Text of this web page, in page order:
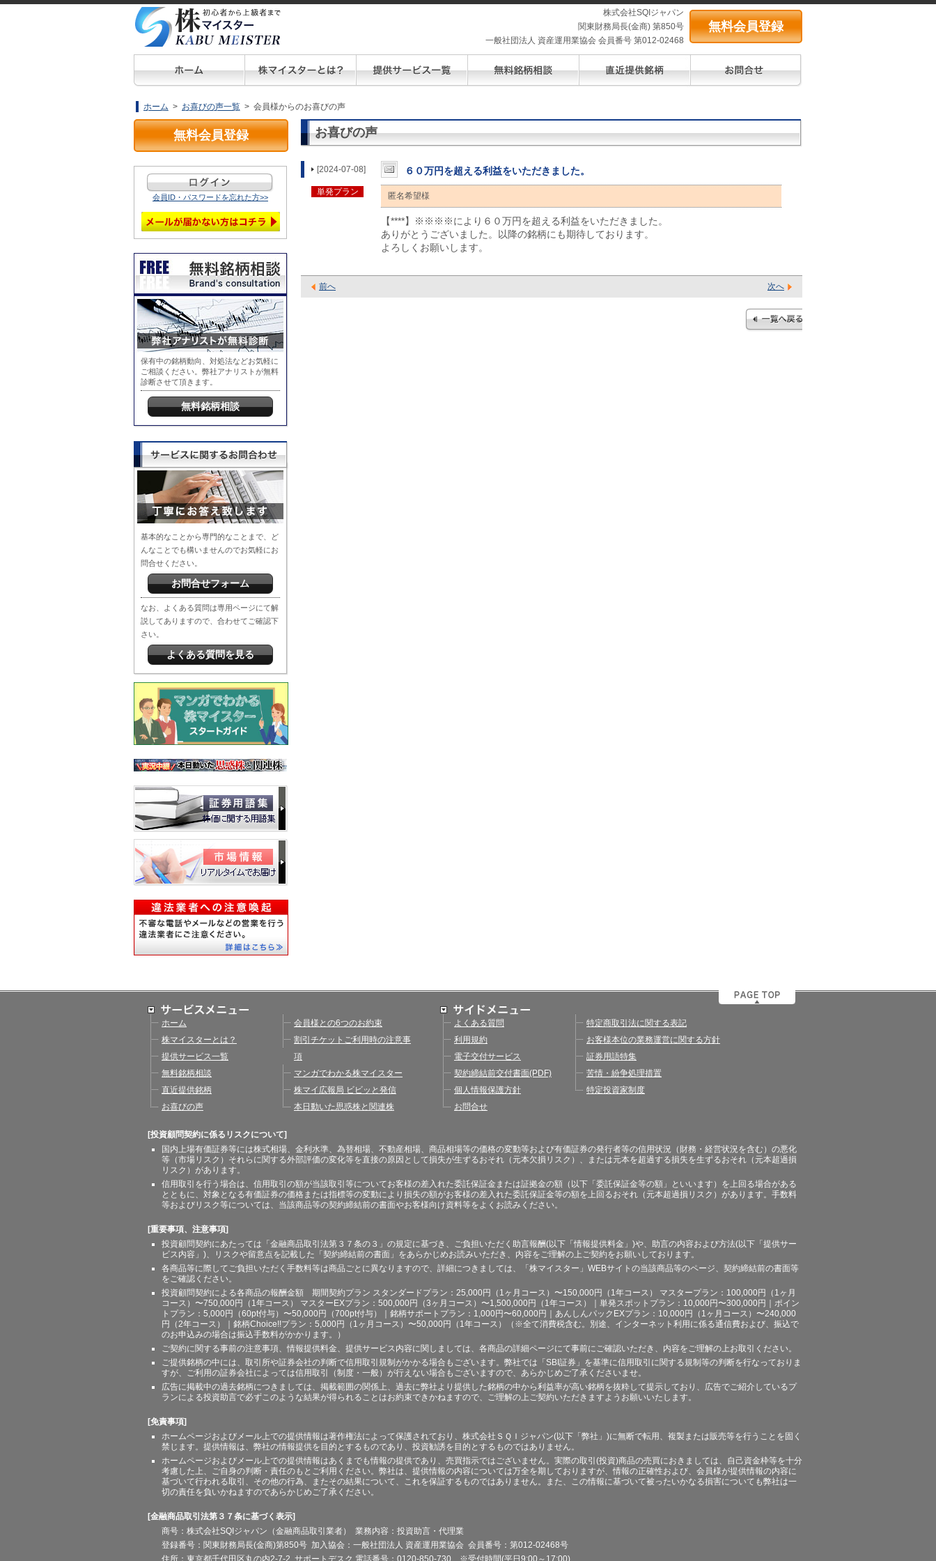
株式会社SQIジャパン
関東財務局長(金商) 第850号
一般社団法人 資産運用業協会 会員番号 第012-02468
無料会員登録
ホーム > お喜びの声一覧 > 会員様からのお喜びの声
無料会員登録
会員ID・パスワードを忘れた方>>
保有中の銘柄動向、対処法などお気軽に
ご相談ください。弊社アナリストが無料
診断させて頂きます。
無料銘柄相談
基本的なことから専門的なことまで、ど
んなことでも構いませんのでお気軽にお
問合せください。
お問合せフォーム
なお、よくある質問は専用ページにて解
説してありますので、合わせてご確認下
さい。
よくある質問を見る
お喜びの声
[2024-07-08]
単発プラン
６０万円を超える利益をいただきました。
匿名希望様
【****】※※※※により６０万円を超える利益をいただきました。
ありがとうございました。以降の銘柄にも期待しております。
よろしくお願いします。
前へ 次へ
ホーム
株マイスターとは？
提供サービス一覧
無料銘柄相談
直近提供銘柄
お喜びの声
会員様との6つのお約束
割引チケットご利用時の注意事
項
マンガでわかる株マイスター
株マイ広報局 ビビッと発信
本日動いた思惑株と関連株
よくある質問
利用規約
電子交付サービス
契約締結前交付書面(PDF)
個人情報保護方針
お問合せ
特定商取引法に関する表記
お客様本位の業務運営に関する方針
証券用語特集
苦情・紛争処理措置
特定投資家制度
[投資顧問契約に係るリスクについて]
国内上場有価証券等には株式相場、金利水準、為替相場、不動産相場、商品相場等の価格の変動等および有価証券の発行者等の信用状況（財務・経営状況を含む）の悪化
等（市場リスク）それらに関する外部評価の変化等を直接の原因として損失が生ずるおそれ（元本欠損リスク）、または元本を超過する損失を生ずるおそれ（元本超過損
リスク）があります。
信用取引を行う場合は、信用取引の額が当該取引等についてお客様の差入れた委託保証金または証拠金の額（以下「委託保証金等の額」といいます）を上回る場合がある
とともに、対象となる有価証券の価格または指標等の変動により損失の額がお客様の差入れた委託保証金等の額を上回るおそれ（元本超過損リスク）があります。手数料
等およびリスク等については、当該商品等の契約締結前の書面やお客様向け資料等をよくお読みください。
[重要事項、注意事項]
投資顧問契約にあたっては「金融商品取引法第３７条の３」の規定に基づき、ご負担いただく助言報酬(以下「情報提供料金」)や、助言の内容および方法(以下「提供サー
ビス内容」)、リスクや留意点を記載した「契約締結前の書面」をあらかじめお読みいただき、内容をご理解の上ご契約をお願いしております。
各商品等に際してご負担いただく手数料等は商品ごとに異なりますので、詳細につきましては、「株マイスター」WEBサイトの当該商品等のページ、契約締結前の書面等
をご確認ください。
投資顧問契約による各商品の報酬金額 期間契約プラン スタンダードプラン：25,000円（1ヶ月コース）〜150,000円（1年コース） マスタープラン：100,000円（1ヶ月
コース）〜750,000円（1年コース） マスターEXプラン：500,000円（3ヶ月コース）〜1,500,000円（1年コース）｜単発スポットプラン：10,000円〜300,000円｜ポイン
トプラン：5,000円（60pt付与）〜50,000円（700pt付与）｜銘柄サポートプラン：1,000円〜60,000円｜あんしんパックEXプラン：10,000円（1ヶ月コース）〜240,000
円（2年コース）｜銘柄Choice!!プラン：5,000円（1ヶ月コース）〜50,000円（1年コース）（※全て消費税含む。別途、インターネット利用に係る通信費および、振込で
のお申込みの場合は振込手数料がかかります。）
ご契約に関する事前の注意事項、情報提供料金、提供サービス内容に関しましては、各商品の詳細ページにて事前にご確認いただき、内容をご理解の上お取引ください。
ご提供銘柄の中には、取引所や証券会社の判断で信用取引規制がかかる場合もございます。弊社では「SBI証券」を基準に信用取引に関する規制等の判断を行なっておりま
すが、ご利用の証券会社によっては信用取引（制度・一般）が行えない場合もございますので、あらかじめご了承くださいませ。
広告に掲載中の過去銘柄につきましては、掲載範囲の関係上、過去に弊社より提供した銘柄の中から利益率が高い銘柄を抜粋して提示しており、広告でご紹介しているプ
ランによる投資助言で必ずこのような結果が得られることはお約束できかねますので、ご理解の上ご契約いただきますようお願いいたします。
[免責事項]
ホームページおよびメール上での提供情報は著作権法によって保護されており、株式会社ＳＱＩジャパン(以下「弊社」)に無断で転用、複製または販売等を行うことを固く
禁じます。提供情報は、弊社の情報提供を目的とするものであり、投資勧誘を目的とするものではありません。
ホームページおよびメール上での提供情報はあくまでも情報の提供であり、売買指示ではございません。実際の取引(投資)商品の売買におきましては、自己資金枠等を十分
考慮した上、ご自身の判断・責任のもとご利用ください。弊社は、提供情報の内容については万全を期しておりますが、情報の正確性および、会員様が提供情報の内容に
基づいて行われる取引、その他の行為、またその結果について、これを保証するものではありません。また、この情報に基づいて被ったいかなる損害についても弊社は一
切の責任を負いかねますのであらかじめご了承ください。
[金融商品取引法第３７条に基づく表示]
商号：株式会社SQIジャパン（金融商品取引業者） 業務内容：投資助言・代理業
登録番号：関東財務局長(金商)第850号 加入協会：一般社団法人 資産運用業協会 会員番号：第012-02468号
住所：東京都千代田区丸の内2-7-2 サポートデスク 電話番号：0120-850-730 ※受付時間(平日9:00～17:00)